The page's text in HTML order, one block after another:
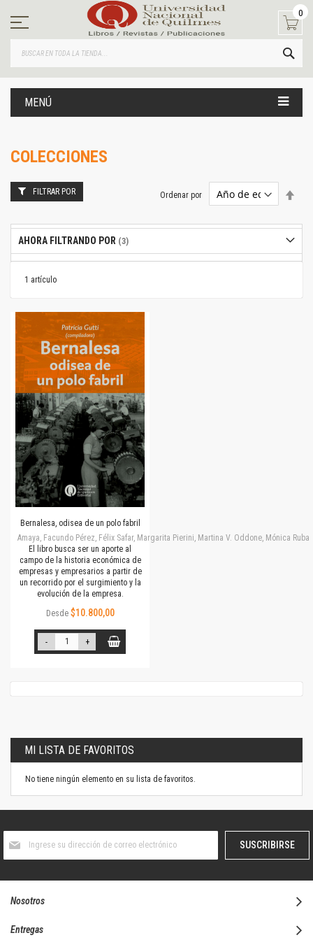
contenido
0
MENÚ
COLECCIONES
1 artículo
Ordenar por
Bernalesa, odisea de un polo fabril
Amaya, Facundo Pérez, Félix Safar, Margarita Pierini, Martina V. Oddone, Mónica
El libro busca ser un aporte al
campo de la historia económica de
empresas y empresarios a partir de
un recorrido por el surgimiento y la
evolución de la empresa.
Desde $10.800,00
- +
FILTRAR POR
AHORA FILTRANDO POR
MI LISTA DE FAVORITOS
No tiene ningún elemento en su lista de favoritos.
boletín
SUSCRIBIRSE
Nosotros
Entregas